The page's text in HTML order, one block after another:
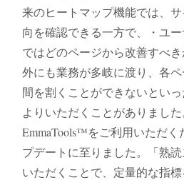
来のヒートマップ機能では、
向を確認できる一方で、・ユ
ではどのページから改善すべ
外にも業務が多岐に渡り、各
間を割くことができないとい
よりいただくことがありまし
EmmaTools™をご利用いただく
プデートに至りました。「熟
いただくことで、定量的な指